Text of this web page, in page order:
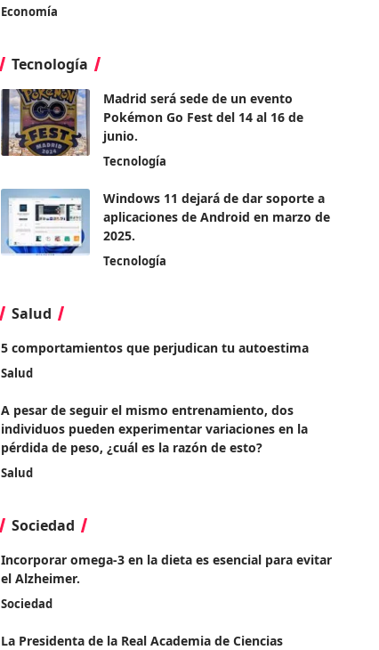
Economía
Tecnología
Madrid será sede de un evento
Pokémon Go Fest del 14 al 16 de
junio.
Tecnología
Windows 11 dejará de dar soporte a
aplicaciones de Android en marzo de
2025.
Tecnología
Salud
5 comportamientos que perjudican tu autoestima
Salud
A pesar de seguir el mismo entrenamiento, dos
individuos pueden experimentar variaciones en la
pérdida de peso, ¿cuál es la razón de esto?
Salud
Sociedad
Incorporar omega-3 en la dieta es esencial para evitar
el Alzheimer.
Sociedad
La Presidenta de la Real Academia de Ciencias